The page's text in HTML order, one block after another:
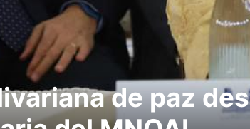
de paz